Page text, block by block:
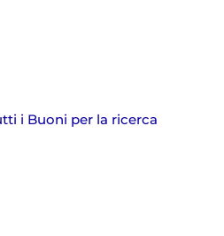
i Buoni per la ricerca